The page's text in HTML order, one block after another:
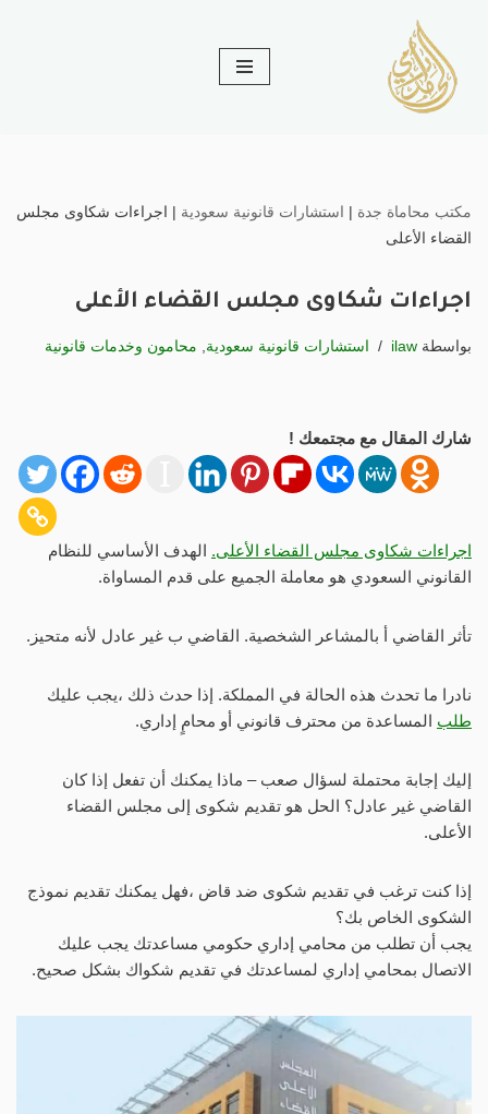
تخطى
إلى
المحتوى
مكتب محاماة جدة | استشارات قانونية سعودية | اجراءات شكاوى مجلس
القضاء الأعلى
اجراءات شكاوى مجلس القضاء الأعلى
بواسطة ilaw استشارات قانونية سعودية, محامون وخدمات قانونية
شارك المقال مع مجتمعك !
اجراءات شكاوى مجلس القضاء الأعلى. الهدف الأساسي للنظام
القانوني السعودي هو معاملة الجميع على قدم المساواة.
تأثر القاضي أ بالمشاعر الشخصية. القاضي ب غير عادل لأنه متحيز.
نادرا ما تحدث هذه الحالة في المملكة. إذا حدث ذلك ،يجب عليك
طلب المساعدة من محترف قانوني أو محامٍ إداري.
إليك إجابة محتملة لسؤال صعب – ماذا يمكنك أن تفعل إذا كان
القاضي غير عادل؟ الحل هو تقديم شكوى إلى مجلس القضاء
الأعلى.
إذا كنت ترغب في تقديم شكوى ضد قاض ،فهل يمكنك تقديم نموذج
الشكوى الخاص بك؟
يجب أن تطلب من محامي إداري حكومي مساعدتك يجب عليك
الاتصال بمحامي إداري لمساعدتك في تقديم شكواك بشكل صحيح.